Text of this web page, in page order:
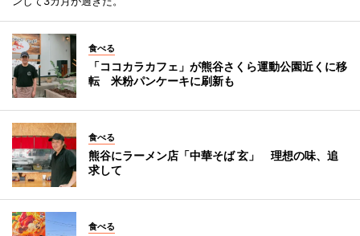
食べる
「ココカラカフェ」が熊谷さくら運動公園近くに移
転 米粉パンケーキに刷新も
食べる
熊谷にラーメン店「中華そば 玄」 理想の味、追
求して
食べる